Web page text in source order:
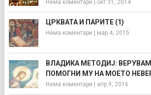
Нема коментари окт 31, 2014
ЦРКВАТА И ПАРИТЕ (1)
Нема коментари мар 4, 2015
ВЛАДИКА МЕТОДИЈ:
ПОМОГНИ МУ НА МОЕТО
Нема коментари апр 9, 2016